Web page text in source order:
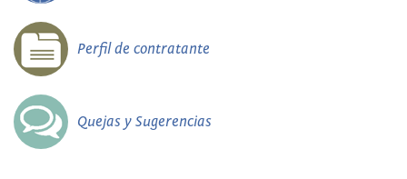
Perfil de contratante
Quejas y Sugerencias